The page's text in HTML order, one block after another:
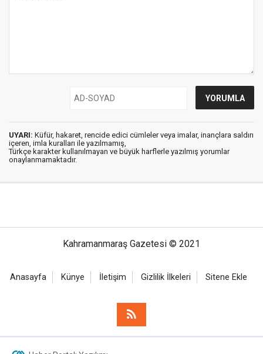
UYARI: Küfür, hakaret, rencide edici cümleler veya imalar, inançlara saldırı
içeren, imla kuralları ile yazılmamış,
Türkçe karakter kullanılmayan ve büyük harflerle yazılmış yorumlar
onaylanmamaktadır.
Kahramanmaraş Gazetesi © 2021
Anasayfa Künye İletişim Gizlilik İlkeleri Sitene Ekle